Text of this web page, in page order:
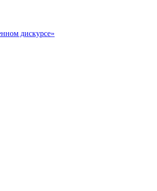
дискурсе»